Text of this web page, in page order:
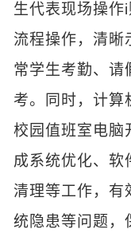
生代表现场操作
流程操作，清晰
常学生考勤、请
考。同时，计算
校园值班室电脑
成系统优化、软
清理等工作，有
统隐患等问题，